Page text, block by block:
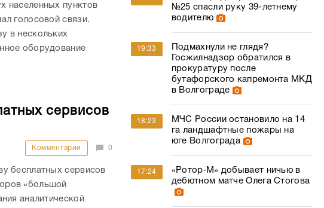
населенных пунктов
голосовой связи.
в нескольких
оборудование
сервисов
Комментарии 0
бесплатных сервисов
«большой
аналитической
№25 спасли руку 39-летнему
водителю
19:33
Подмахнули не глядя?
Госжилнадзор обратился в
прокуратуру после
бутафорского капремонта МКД
в Волгограде
18:23
МЧС России остановило на 14
га ландшафтные пожары на
юге Волгограда
17:24
«Ротор‑М» добывает ничью в
дебютном матче Олега Стогова